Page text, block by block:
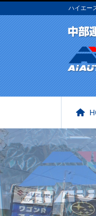
ハイエー